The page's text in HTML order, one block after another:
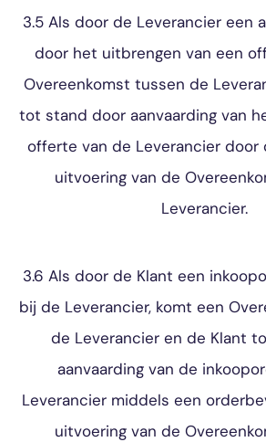
3.5 Als door de Leverancier een
door het uitbrengen van een
Overeenkomst tussen de
tot stand door aanvaarding van
offerte van de Leverancier door
uitvoering van de
Leverancier.
3.6 Als door de Klant een
bij de Leverancier, komt een
de Leverancier en de Klant
aanvaarding van de
Leverancier middels een
uitvoering van de